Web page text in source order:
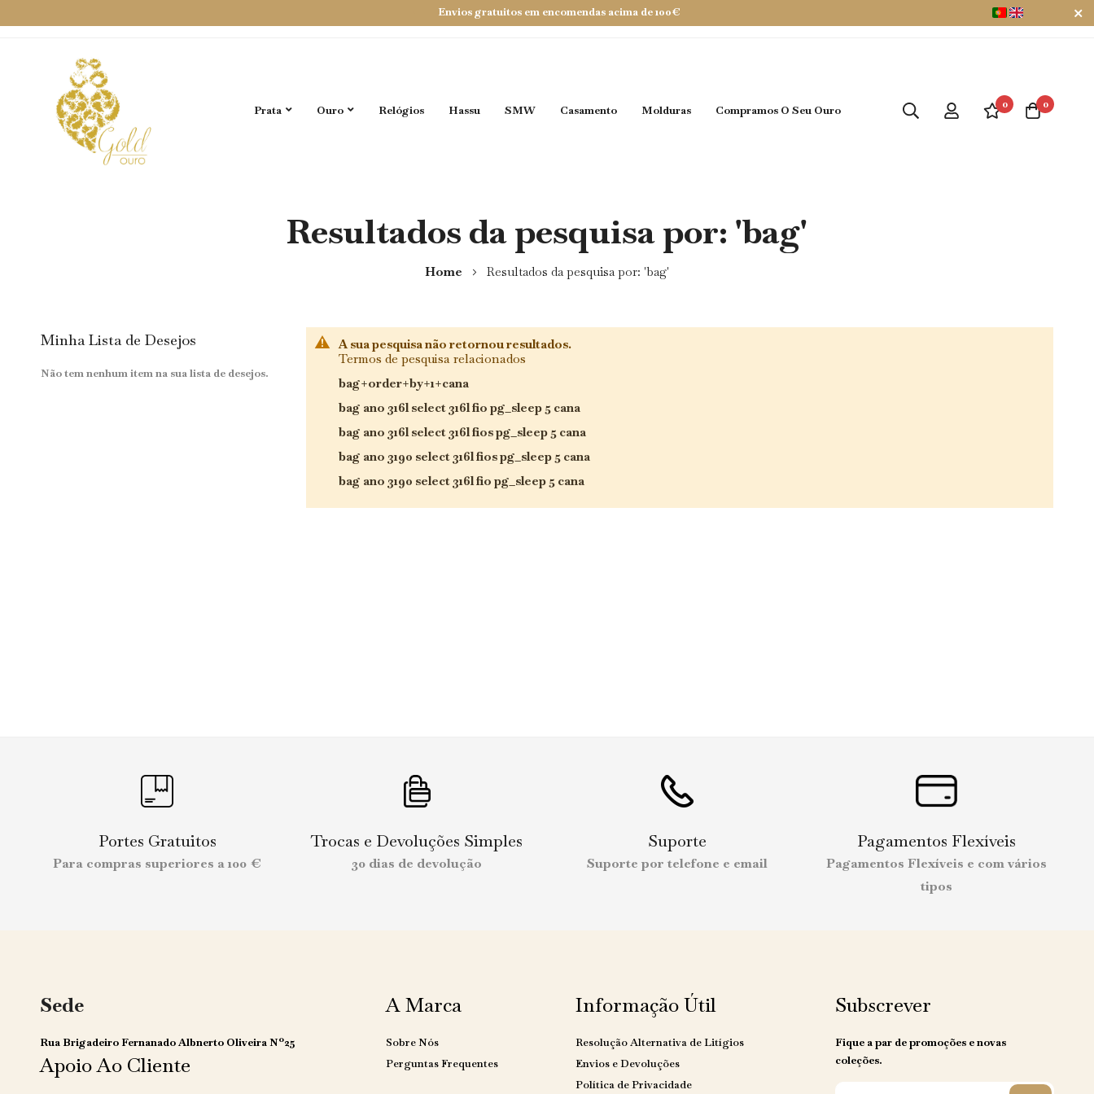
Envios gratuitos em encomendas acima de 100€
Prata Ouro Relógios Hassu SMW Casamento Molduras Compramos O Seu Ouro 0 0
Resultados da pesquisa por: 'bag'
Home Resultados da pesquisa por: 'bag'
A sua pesquisa não retornou resultados.
Termos de pesquisa relacionados
bag+order+by+1+cana
bag ano 316l select 316l fio pg_sleep 5 cana
bag ano 316l select 316l fios pg_sleep 5 cana
bag ano 3190 select 316l fios pg_sleep 5 cana
bag ano 3190 select 316l fio pg_sleep 5 cana
Minha Lista de Desejos
Não tem nenhum item na sua lista de desejos.
Portes Gratuitos
Para compras superiores a 100 €
Trocas e Devoluções Simples
30 dias de devolução
Suporte
Suporte por telefone e email
Pagamentos Flexíveis
Pagamentos Flexíveis e com vários
tipos
Sede
Rua Brigadeiro Fernanado Albnerto Oliveira Nº25
Apoio Ao Cliente
A Marca
Sobre Nós
Perguntas Frequentes
Informação Útil
Resolução Alternativa de Litígios
Envios e Devoluções
Política de Privacidade
Subscrever
Fique a par de promoções e novas
coleções.